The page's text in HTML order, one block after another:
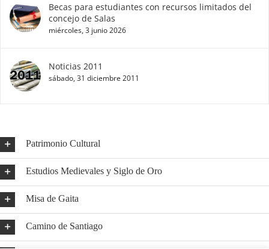
Becas para estudiantes con recursos limitados del
concejo de Salas
miércoles, 3 junio 2026
Noticias 2011
sábado, 31 diciembre 2011
Patrimonio Cultural
Estudios Medievales y Siglo de Oro
Misa de Gaita
Camino de Santiago